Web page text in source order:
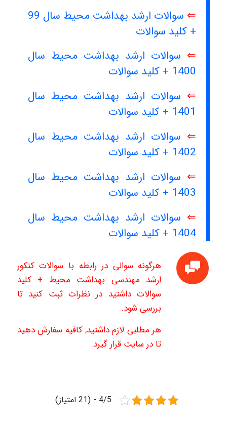
⇐
سوالات ارشد بهداشت محیط سال 99
+ کلید سوالات
⇐ سوالات ارشد بهداشت محیط سال
1400 + کلید سوالات
⇐ سوالات ارشد بهداشت محیط سال
1401 + کلید سوالات
⇐ سوالات ارشد بهداشت محیط سال
1402 + کلید سوالات
⇐ سوالات ارشد بهداشت محیط سال
1403 + کلید سوالات
⇐ سوالات ارشد بهداشت محیط سال
1404 + کلید سوالات
هرگونه سوالی در رابطه با سوالات کنکور
ارشد مهندسی بهداشت محیط + کلید
سوالات داشتید در نظرات ثبت کنید تا
بررسی شود.
هر مطلبی لازم داشتید, کافیه سفارش دهید
تا در سایت قرار گیرد.
4/5 - (21 امتیاز)